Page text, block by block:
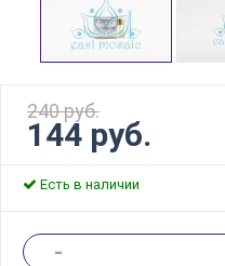
144 руб.
240 руб.
Есть в наличии
-